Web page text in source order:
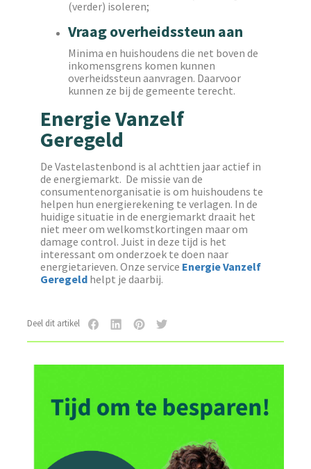
(verder) isoleren;
Vraag overheidssteun aan
Minima en huishoudens die net boven de
inkomensgrens komen kunnen
overheidssteun aanvragen. Daarvoor
kunnen ze bij de gemeente terecht.
Energie Vanzelf
Geregeld
De Vastelastenbond is al achttien jaar actief in
de energiemarkt. De missie van de
consumentenorganisatie is om huishoudens te
helpen hun energierekening te verlagen. In de
huidige situatie in de energiemarkt draait het
niet meer om welkomstkortingen maar om
damage control. Juist in deze tijd is het
interessant om onderzoek te doen naar
energietarieven. Onze service Energie Vanzelf
Geregeldhelpt je daarbij.
Deel dit artikel